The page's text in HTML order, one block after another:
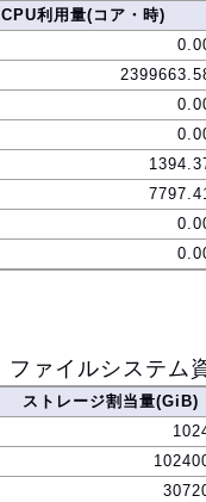
CPU利用量(コア・時)
ファイルシステム
ストレージ割当量(GiB)